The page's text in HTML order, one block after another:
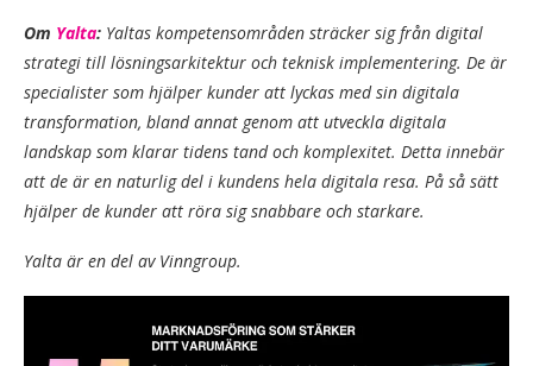
Om Yalta: Yaltas kompetensområden sträcker sig från digital
strategi till lösningsarkitektur och teknisk implementering. De är
specialister som hjälper kunder att lyckas med sin digitala
transformation, bland annat genom att utveckla digitala
landskap som klarar tidens tand och komplexitet. Detta innebär
att de är en naturlig del i kundens hela digitala resa. På så sätt
hjälper de kunder att röra sig snabbare och starkare.
Yalta är en del av Vinngroup.